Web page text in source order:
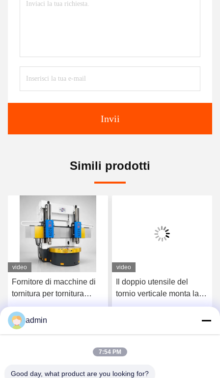
Invii
Simili prodotti
video
Fornitore di macchine di
tornitura per tornitura
verticale CNC Ck5225 ad
alta precisione
video
Il doppio utensile del
tornio verticale monta la
macchina utensile CNC
admin
7:54 PM
Good day, what product are you looking for?